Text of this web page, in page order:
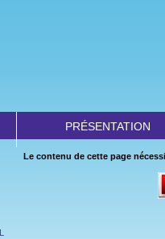
PRÉSENTATION
Le contenu de cette page